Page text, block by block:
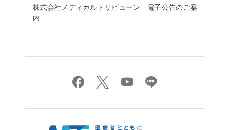
株式会社メディカルトリビューン 電子公告のご案
内